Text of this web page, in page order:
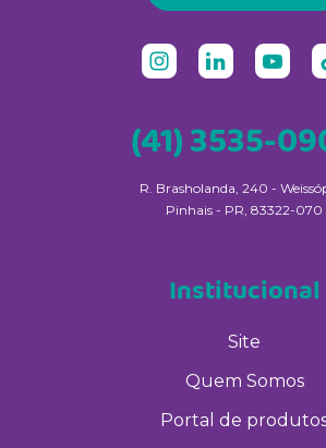
(41) 3535-
R. Brasholanda, 240 -
Pinhais - PR, 83322-070
Institucional
Site
Quem Somos
Portal de